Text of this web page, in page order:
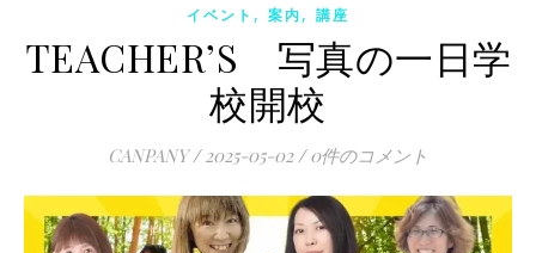
イベント , 案内, 講座
TEACHER’S 写真の一日学
校開校
CANPANY / 2025-05-02 / 0件のコメント